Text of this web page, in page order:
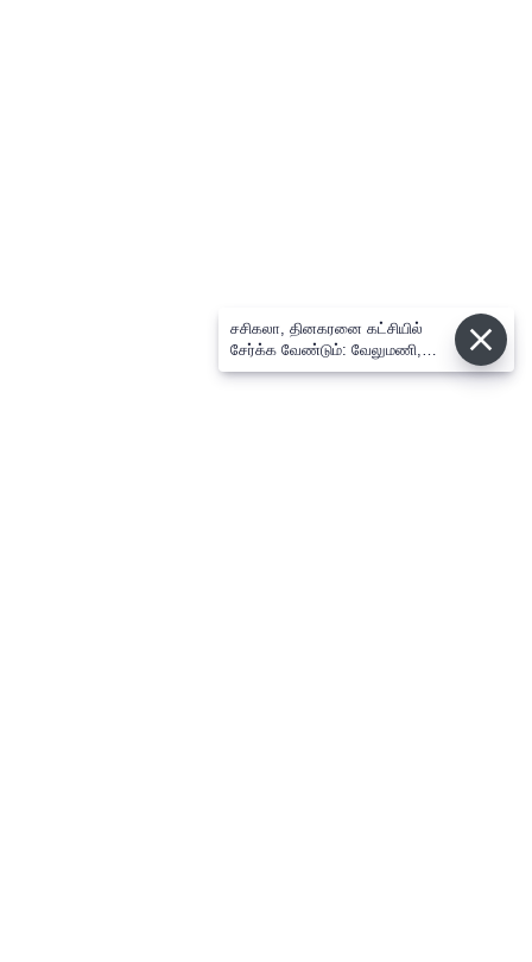
சசிகலா, தினகரனை கட்சியில்
சேர்க்க வேண்டும்: வேலுமணி,
விஸ்வநாதன் மீண்டும் போர்க்கொடி